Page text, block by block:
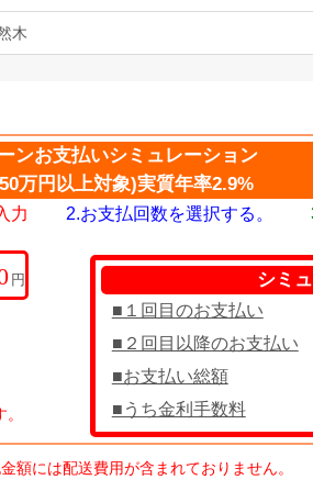
木
ンお支払いシミュレーション
万円以上対象)実質年率2.9%
力 2.お支払回数を選択する。
円 シミ
■１回目のお支払い
■２回目以降のお支払い
■お支払い総額
■うち金利手数料
額には配送費用が含まれておりません。